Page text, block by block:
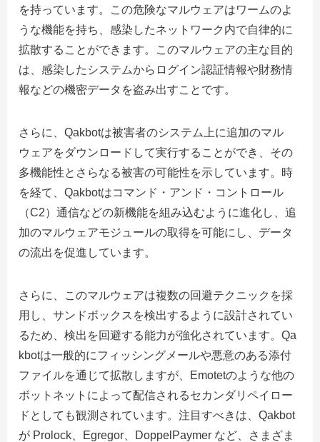
を持っています。この危険なマルウェアはワームのよ
うな機能を持ち、感染したネットワーク内で自律的に
拡散することができます。このマルウェアの主な目的
は、感染したシステムからログイン認証情報や財務情
報などの機密データを盗み出すことです。
さらに、Qakbotは被害者のシステム上に追加のマル
ウェアをダウンロードして実行することができ、その
多機能性とさらなる被害の可能性を示しています。時
を経て、Qakbotはコマンド・アンド・コントロール
（C2）通信などの新機能を組み込むように進化し、追
加のマルウェアモジュールの取得を可能にし、データ
の流出を促進しています。
さらに、このマルウェアは複数の回避テクニックを採
用し、サンドボックスを検出するように設計されてい
るため、検出を回避する能力が強化されています。Qa
kbotは一般的にフィッシングメールや悪意のある添付
ファイルを通じて拡散しますが、Emotetのような他の
ボットネットによって配信されるセカンダリペイロー
ドとしても観測されています。注目すべきは、Qakbot
が Prolock、Egregor、DoppelPaymer など、さまざま